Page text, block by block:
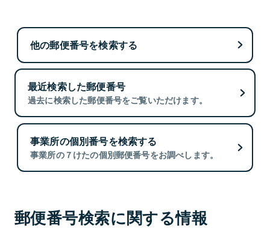
他の郵便番号を検索する
最近検索した郵便番号
過去に検索した郵便番号をご覧いただけます。
事業所の個別番号を検索する
事業所の７けたの個別郵便番号をお調べします。
郵便番号検索に関する情報